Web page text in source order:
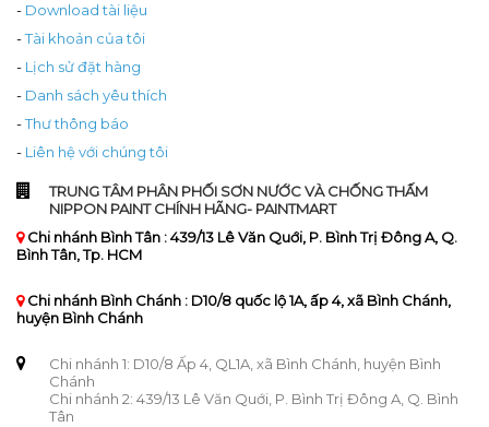
- Download tài liệu
-Tài khoản của tôi
- Lịch sử đặt hàng
- Danh sách yêu thích
-Thư thông báo
- Liên hệ với chúng tôi
TRUNG TÂM PHÂN PHỐI SƠN NƯỚC VÀ CHỐNG THẤM
NIPPON PAINT CHÍNH HÃNG- PAINTMART
Chi nhánh Bình Tân : 439/13 Lê Văn Quới, P. Bình Trị Đông A, Q.
Bình Tân, Tp. HCM
Chi nhánh Bình Chánh : D10/8 quốc lộ 1A, ấp 4, xã Bình Chánh,
huyện Bình Chánh
Chi nhánh 1: D10/8 Ấp 4, QL1A, xã Bình Chánh, huyện Bình
Chánh
Chi nhánh 2: 439/13 Lê Văn Quới, P. Bình Trị Đông A, Q. Bình
Tân